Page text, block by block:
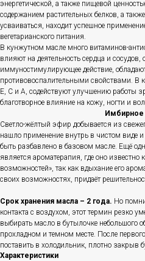
энергетической, а также пищевой
содержанием растительных белков, а
усваиваться, находит успешное
вегетарианского питания.
В кунжутном масле много витаминов-
влияют на деятельность сердца и
иммуностимулирующее действие,
противовоспалительными свойствами. В
Е, С и А, содействуют улучшению работы
благотворное влияние на кожу, ногти и
Имбирное
Светло-жёлтый эфир добывается из
нашло применение внутрь в чистом виде
быть разбавлено в базовом масле. Ещё
является ароматерапия, где оно
возможностей», так как вдыхание его
своих возможностях, придаёт
Срок хранения масла – 2 года. Но
контакта с воздухом, этот термин резко
выбирать масло в бутылочке небольшого
прохладном и темном месте. После
поставить в холодильник, плотно закрыв
Характеристики